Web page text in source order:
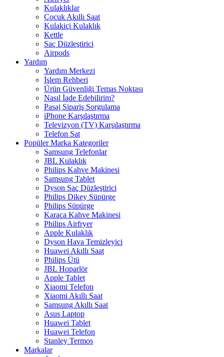
Kulaklıklar
Çocuk Akıllı Saat
Kulakiçi Kulaklık
Kettle
Saç Düzleştirici
Airpods
Yardım
Yardım Merkezi
İşlem Rehberi
Ürün Güvenliği Temas Noktası
Nasıl İade Edebilirim?
Pasaj Sipariş Sorgulama
iPhone Karşılaştırma
Televizyon (TV) Karşılaştırma
Telefon Sat
Popüler Marka Kategoriler
Samsung Telefonlar
JBL Kulaklık
Philips Kahve Makinesi
Samsung Tablet
Dyson Saç Düzleştirici
Philips Dikey Süpürge
Philips Süpürge
Karaca Kahve Makinesi
Philips Airfryer
Apple Kulaklık
Dyson Hava Temizleyici
Huawei Akıllı Saat
Philips Ütü
JBL Hoparlör
Apple Tablet
Xiaomi Telefon
Xiaomi Akıllı Saat
Samsung Akıllı Saat
Asus Laptop
Huawei Tablet
Huawei Telefon
Stanley Termos
Markalar